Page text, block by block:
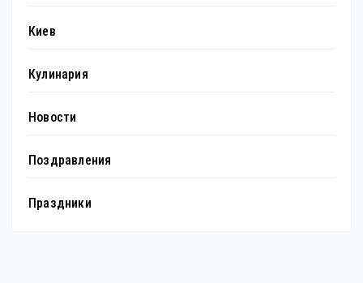
Киев
Кулинария
Новости
Поздравления
Праздники